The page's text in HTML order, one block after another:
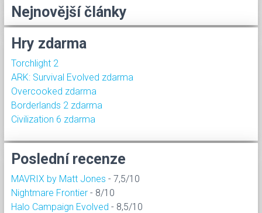
Nejnovější články
Hry zdarma
Torchlight 2
ARK: Survival Evolved zdarma
Overcooked zdarma
Borderlands 2 zdarma
Civilization 6 zdarma
Poslední recenze
MAVRIX by Matt Jones - 7,5/10
Nightmare Frontier - 8/10
Halo Campaign Evolved - 8,5/10